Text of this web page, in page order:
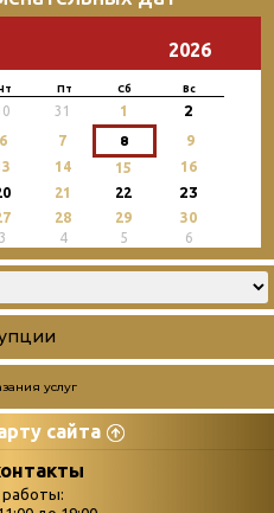
2026
Пт Сб Вс
31 1 2
6 7 8
9
14 15
16
21 22 23
28 29
30
3 4 5 6
услуг
сайта